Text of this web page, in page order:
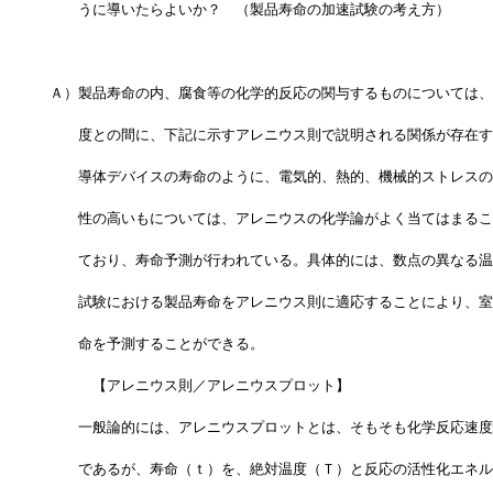
うに導いたらよいか？　（製品寿命の加速試験の考え方）
Ａ）製品寿命の内、腐食等の化学的反応の関与するものについては
度との間に、下記に示すアレニウス則で説明される関係が存在
導体デバイスの寿命のように、電気的、熱的、機械的ストレス
性の高いもについては、アレニウスの化学論がよく当てはまる
ており、寿命予測が行われている。具体的には、数点の異なる
試験における製品寿命をアレニウス則に適応することにより、
命を予測することができる。
【アレニウス則／アレニウスプロット】
一般論的には、アレニウスプロットとは、そもそも化学反応速
であるが、寿命（ｔ）を、絶対温度（Ｔ）と反応の活性化エネ